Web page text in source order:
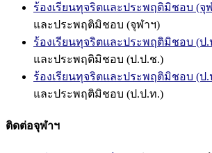
ร้องเรียนทุจริตและประพฤติมิชอบ (จุ
และประพฤติมิชอบ (จุฬาฯ)
ร้องเรียนทุจริตและประพฤติมิชอบ (ป.
และประพฤติมิชอบ (ป.ป.ช.)
ร้องเรียนทุจริตและประพฤติมิชอบ (ป.
และประพฤติมิชอบ (ป.ป.ท.)
ติดต่อจุฬาฯ